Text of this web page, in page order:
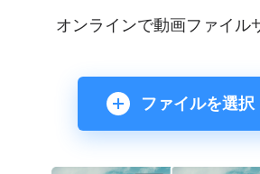
オンラインで動画ファイル
ファイルを選択